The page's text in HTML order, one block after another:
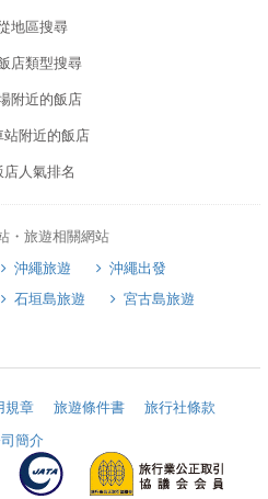
地區搜尋
店類型搜尋
附近的飯店
站附近的飯店
店人氣排名
・旅遊相關網站
沖繩旅遊
沖繩出發
石垣島旅遊
宮古島旅遊
規章 旅遊條件書
旅行社條款
簡介